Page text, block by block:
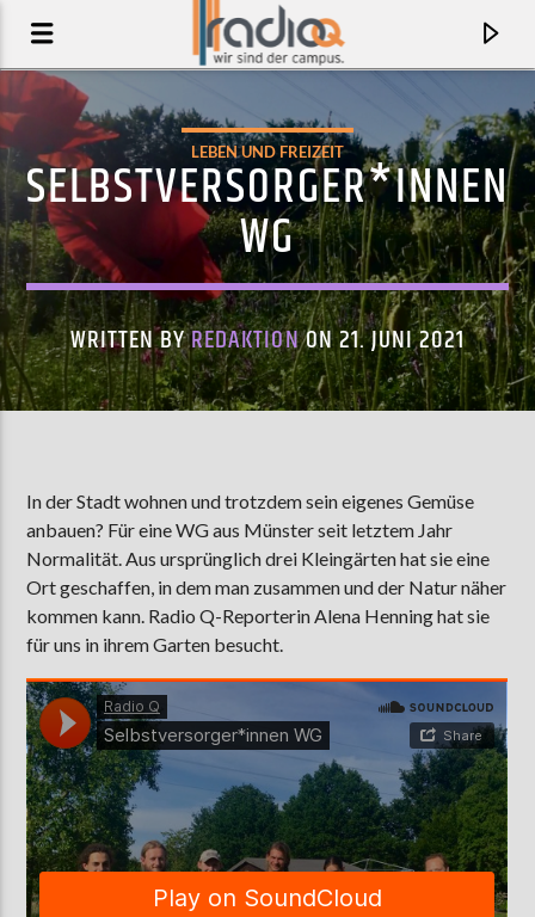
OH, YOU'RE SO FINE
LIZKI
AKTUELLE SENDUNG
MOEBIUS
00:00
ZU HÖREN IN Münster 90,9 MHzSteinfurt103,9 MHz
LEBEN UND FREIZEIT
SELBSTVERSORGER*INNEN
WG
WRITTEN BYREDAKTIONON 21. JUNI 2021
In der Stadt wohnen und trotzdem sein eigenes Gemüse
anbauen? Für eine WG aus Münster seit letztem Jahr
Normalität. Aus ursprünglich drei Kleingärten hat sie eine
Ort geschaffen, in dem man zusammen und der Natur näher
kommen kann. Radio Q-Reporterin Alena Henning hat sie
für uns in ihrem Garten besucht.